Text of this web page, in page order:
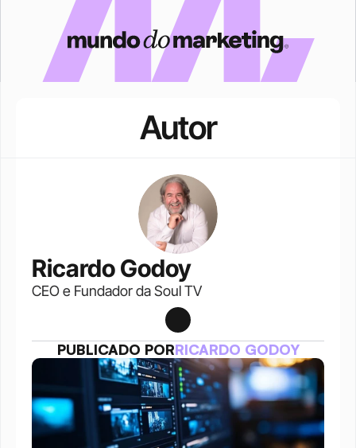
Autor
Ricardo Godoy
CEO e Fundador da Soul TV
PUBLICADO PORRICARDO GODOY